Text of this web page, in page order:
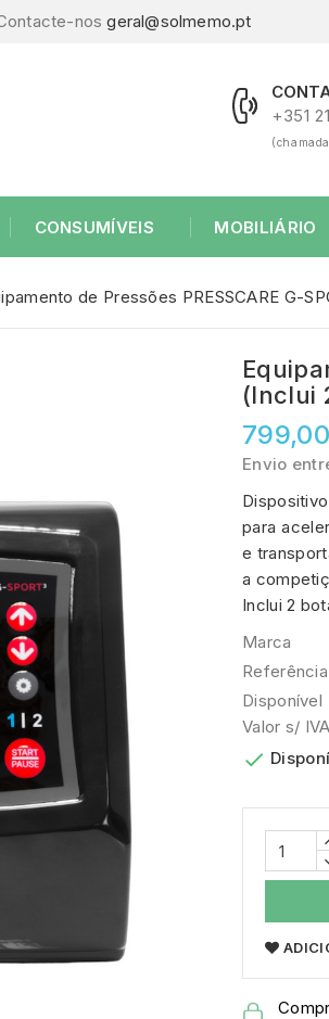
nosgeral@solmemo.pt
+351
CONSUMÍVEIS MOBILIÁRIO
de Pressões PRESSCARE G-
(Inclui
Envio
para
e
a
Inclui 2
Marca
Referência
Disponível
Valor s/ IVA
